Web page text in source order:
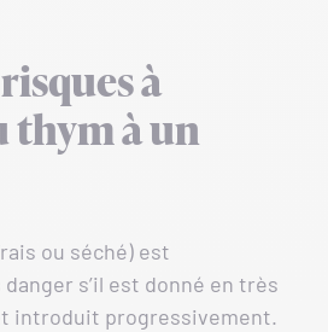
à
thym à un
ou séché) est
s’il est donné en très
introduit progressivement.